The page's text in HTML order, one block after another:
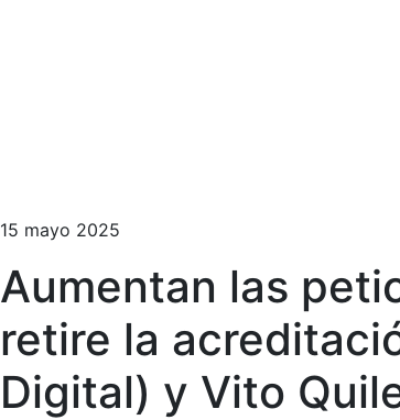
15 mayo 2025
Aumentan las
retire la
Digital) y Vito